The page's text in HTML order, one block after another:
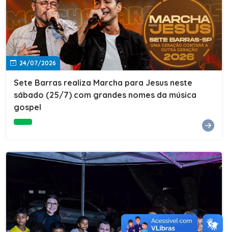
24/07/2026
Sete Barras realiza Marcha para Jesus neste
sábado (25/7) com grandes nomes da música
gospel